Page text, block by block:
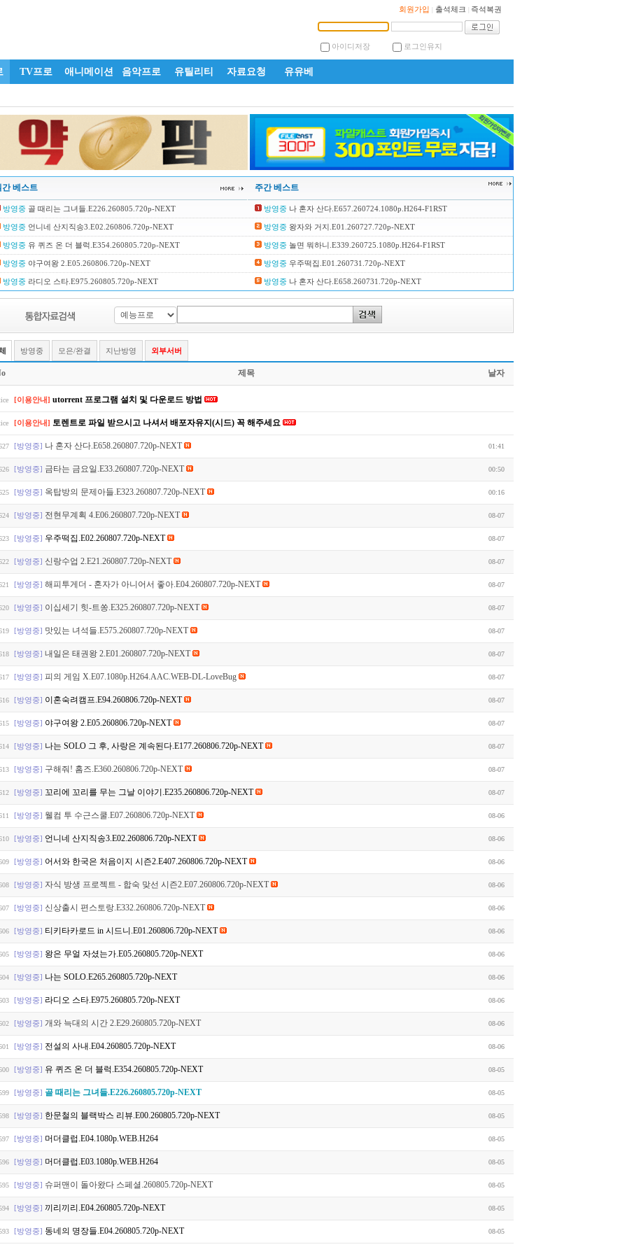
회원가입 출석체크 즉석복권
아이디저장 로그인유지
TV프로 애니메이션 음악프로 유틸리티 자료요청 유유베
간 베스트
방영중 골 때리는 그녀들.E226.260805.720p-NEXT
방영중 언니네 산지직송3.E02.260806.720p-NEXT
방영중 유 퀴즈 온 더 블럭.E354.260805.720p-NEXT
방영중 야구여왕 2.E05.260806.720p-NEXT
방영중 라디오 스타.E975.260805.720p-NEXT
주간 베스트
방영중 나 혼자 산다.E657.260724.1080p.H264-F1RST
방영중 왕자와 거지.E01.260727.720p-NEXT
방영중 놀면 뭐하니.E339.260725.1080p.H264-F1RST
방영중 우주떡집.E01.260731.720p-NEXT
방영중 나 혼자 산다.E658.260731.720p-NEXT
방영중 모은/완결 지난방영 외부서버
제목 날자
[이용안내] utorrent 프로그램 설치 및 다운로드 방법
[이용안내] 토렌트로 파일 받으시고 나셔서 배포자유지(시드) 꼭 해주세요
[방영중] 나 혼자 산다.E658.260807.720p-NEXT 01:41
[방영중] 금타는 금요일.E33.260807.720p-NEXT 00:50
[방영중] 옥탑방의 문제아들.E323.260807.720p-NEXT 00:16
[방영중] 전현무계획 4.E06.260807.720p-NEXT 08-07
[방영중] 우주떡집.E02.260807.720p-NEXT 08-07
[방영중] 신랑수업 2.E21.260807.720p-NEXT 08-07
[방영중] 해피투게더 - 혼자가 아니어서 좋아.E04.260807.720p-NEXT 08-07
[방영중] 이십세기 힛-트쏭.E325.260807.720p-NEXT 08-07
[방영중] 맛있는 녀석들.E575.260807.720p-NEXT 08-07
[방영중] 내일은 태권왕 2.E01.260807.720p-NEXT 08-07
[방영중] 피의 게임 X.E07.1080p.H264.AAC.WEB-DL-LoveBug 08-07
[방영중] 이혼숙려캠프.E94.260806.720p-NEXT 08-07
[방영중] 야구여왕 2.E05.260806.720p-NEXT 08-07
[방영중] 나는 SOLO 그 후, 사랑은 계속된다.E177.260806.720p-NEXT 08-07
[방영중] 구해줘! 홈즈.E360.260806.720p-NEXT 08-07
[방영중] 꼬리에 꼬리를 무는 그날 이야기.E235.260806.720p-NEXT 08-07
[방영중] 웰컴 투 수근스쿨.E07.260806.720p-NEXT 08-06
[방영중] 언니네 산지직송3.E02.260806.720p-NEXT 08-06
[방영중] 어서와 한국은 처음이지 시즌2.E407.260806.720p-NEXT 08-06
[방영중] 자식 방생 프로젝트 - 합숙 맞선 시즌2.E07.260806.720p-NEXT 08-06
[방영중] 신상출시 편스토랑.E332.260806.720p-NEXT 08-06
[방영중] 티키타카로드 in 시드니.E01.260806.720p-NEXT 08-06
[방영중] 왕은 무얼 자셨는가.E05.260805.720p-NEXT 08-06
[방영중] 나는 SOLO.E265.260805.720p-NEXT 08-06
[방영중] 라디오 스타.E975.260805.720p-NEXT 08-06
[방영중] 개와 늑대의 시간 2.E29.260805.720p-NEXT 08-06
[방영중] 전설의 사내.E04.260805.720p-NEXT 08-06
[방영중] 유 퀴즈 온 더 블럭.E354.260805.720p-NEXT 08-05
[방영중] 골 때리는 그녀들.E226.260805.720p-NEXT 08-05
[방영중] 한문철의 블랙박스 리뷰.E00.260805.720p-NEXT 08-05
[방영중] 머더클럽.E04.1080p.WEB.H264 08-05
[방영중] 머더클럽.E03.1080p.WEB.H264 08-05
[방영중] 슈퍼맨이 돌아왔다 스페셜.260805.720p-NEXT 08-05
[방영중] 끼리끼리.E04.260805.720p-NEXT 08-05
[방영중] 동네의 명장들.E04.260805.720p-NEXT 08-05